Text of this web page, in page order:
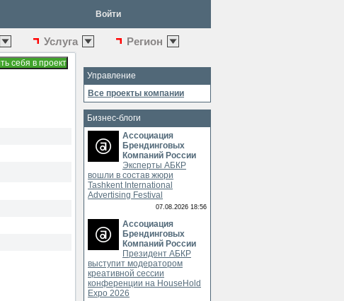
Войти
Услуга Регион
Управление
Все проекты компании
Бизнес-блоги
Ассоциация
Брендинговых
Компаний России
Эксперты АБКР
вошли в состав жюри
Tashkent International
Advertising Festival
07.08.2026 18:56
Ассоциация
Брендинговых
Компаний России
Президент АБКР
выступит модератором
креативной сессии
конференции на HouseHold
Expo 2026